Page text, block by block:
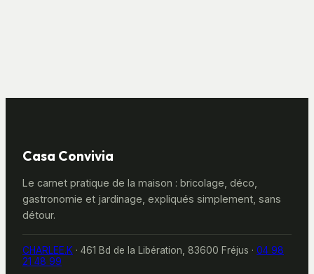
Casa Convivia
Le carnet pratique de la maison : bricolage, déco,
gastronomie et jardinage, expliqués simplement, sans
détour.
CHARLEE.K · 461 Bd de la Libération, 83600 Fréjus · 04 98
21 48 99